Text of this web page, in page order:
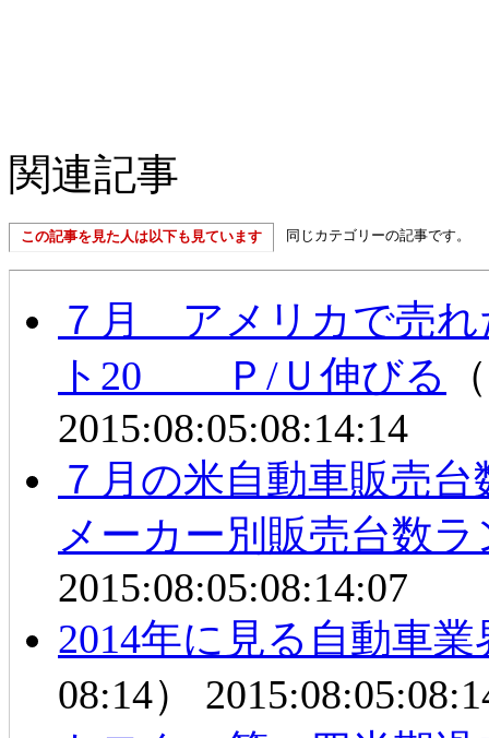
関連記事
この記事を見た人は以下も見ています 同じカテゴリーの記事です。
７月 アメリカで売
ト20 Ｐ/Ｕ伸びる
2015:08:05:08:14:14
７月の米自動車販売
メーカー別販売台数
2015:08:05:08:14:07
2014年に見る自動車
08:14）